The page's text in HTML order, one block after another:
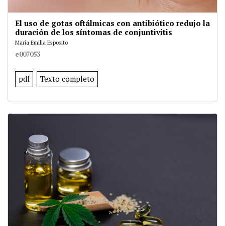
El uso de gotas oftálmicas con antibiótico redujo la
duración de los síntomas de conjuntivitis
Maria Emilia Esposito
e007053
pdf Texto completo